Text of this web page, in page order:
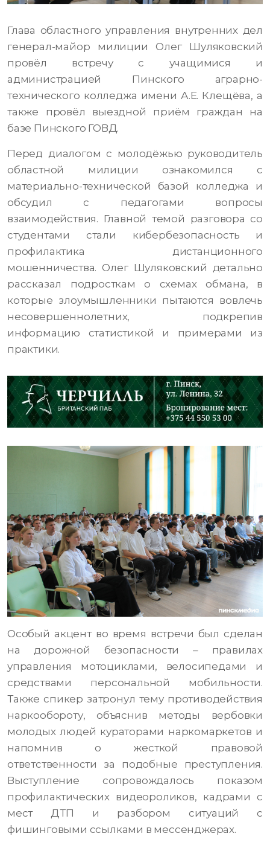
Глава областного управления внутренних дел
генерал-майор милиции Олег Шуляковский
провёл встречу с учащимися и
администрацией Пинского аграрно-
технического колледжа имени А.Е. Клещёва, а
также провёл выездной приём граждан на
базе Пинского ГОВД.
Перед диалогом с молодёжью руководитель
областной милиции ознакомился с
материально-технической базой колледжа и
обсудил с педагогами вопросы
взаимодействия. Главной темой разговора со
студентами стали кибербезопасность и
профилактика дистанционного
мошенничества. Олег Шуляковский детально
рассказал подросткам о схемах обмана, в
которые злоумышленники пытаются вовлечь
несовершеннолетних, подкрепив
информацию статистикой и примерами из
практики.
Особый акцент во время встречи был сделан
на дорожной безопасности – правилах
управления мотоциклами, велосипедами и
средствами персональной мобильности.
Также спикер затронул тему противодействия
наркообороту, объяснив методы вербовки
молодых людей кураторами наркомаркетов и
напомнив о жесткой правовой
ответственности за подобные преступления.
Выступление сопровождалось показом
профилактических видеороликов, кадрами с
мест ДТП и разбором ситуаций с
фишинговыми ссылками в мессенджерах.